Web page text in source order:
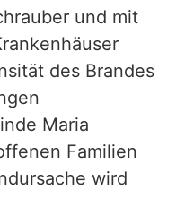
und mit
des Brandes
Maria
Familien
wird